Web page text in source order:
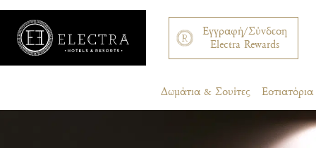
Εγγραφή/Σύνδεση
Electra Rewards
Δωμάτια & Σουίτες